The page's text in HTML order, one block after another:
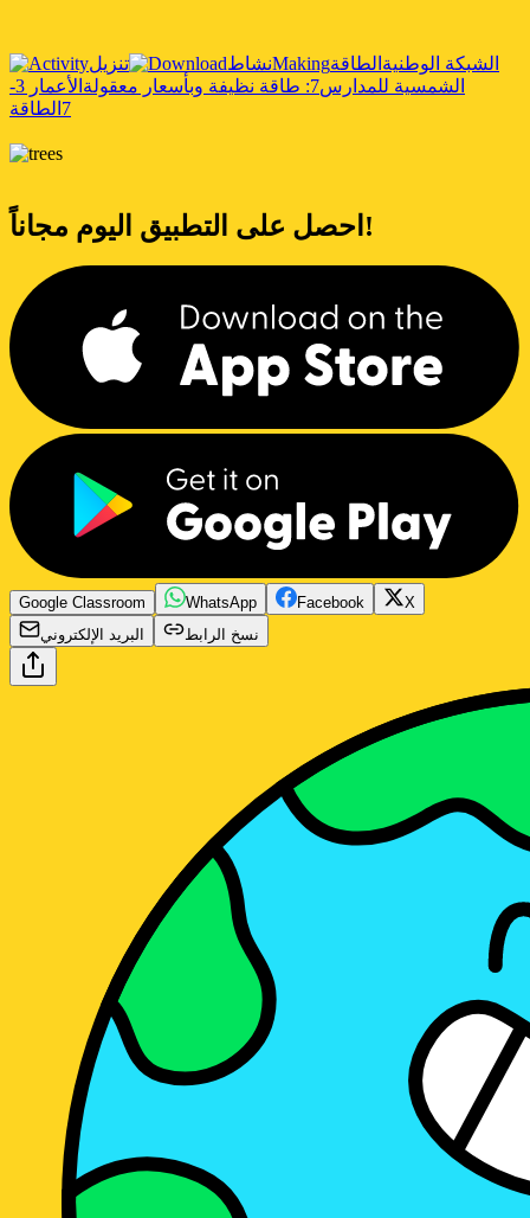
نشاط تنزيل Making الشبكة الوطنية الطاقة
الشمسية للمدارس7: طاقة نظيفة وبأسعار معقولة
الأعمار 3-
7 الطاقة
احصل على التطبيق اليوم مجاناً!
Google Classroom WhatsApp Facebook
X
البريد الإلكتروني
نسخ الرابط